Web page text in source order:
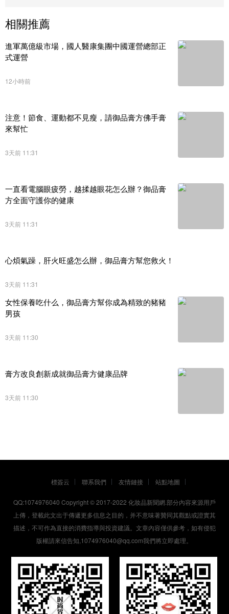
相關推薦
進軍萬億級市場，國人醫康集團中國運營總部正
式運營
12小時前
注意！節食、運動都不見瘦，請御品膏方佛手膏
來幫忙
3天前 11:31
一直看電腦眼疲勞，越揉越眼花怎么辦？御品膏
方全面守護你的健康
3天前 11:31
心煩氣躁，肝火旺盛怎么辦，御品膏方幫您救火！
3天前 11:31
女性保養吃什么，御品膏方幫你成為精致的豬豬
男孩
3天前 11:30
膏方改良創新成就御品膏方健康品牌
3天前 11:30
標簽云 聯系我們 友情鏈接 站點地圖
QQ:1074976040 Copyright © 2017-2022 化妝品新聞網.部分內容來源用戶
上傳，登載此文出于傳遞更多信息之目的，并不意味著贊同其觀點或證實其
描述，不可作為直接的消費指導與投資建議。文章內容僅供參考，如有侵犯
版權請來信告知,1074976040@qq.com我們將立即處理。